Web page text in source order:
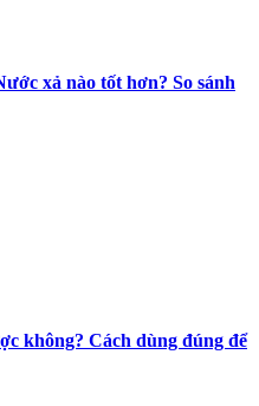
xả nào tốt hơn? So sánh
không? Cách dùng đúng để